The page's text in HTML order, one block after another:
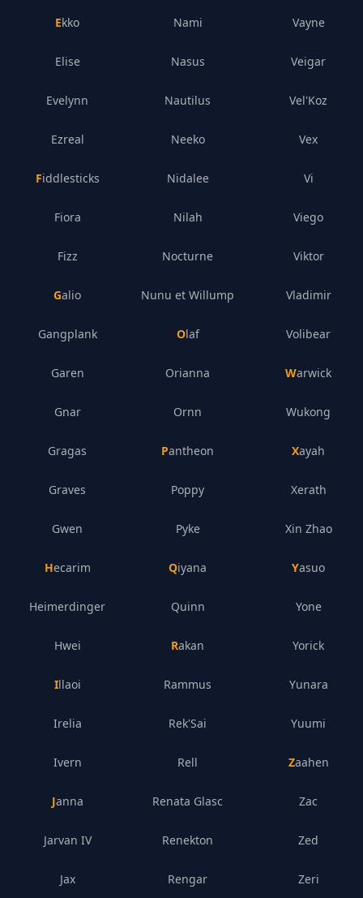
Ekko
Elise
Evelynn
Ezreal
Fiddlesticks
Fiora
Fizz
Galio
Gangplank
Garen
Gnar
Gragas
Graves
Gwen
Hecarim
Heimerdinger
Hwei
Illaoi
Irelia
Ivern
Janna
Jarvan IV
Jax
Nami
Nasus
Nautilus
Neeko
Nidalee
Nilah
Nocturne
Nunu et Willump
Olaf
Orianna
Ornn
Pantheon
Poppy
Pyke
Qiyana
Quinn
Rakan
Rammus
Rek'Sai
Rell
Renata Glasc
Renekton
Rengar
Vayne
Veigar
Vel'Koz
Vex
Vi
Viego
Viktor
Vladimir
Volibear
Warwick
Wukong
Xayah
Xerath
Xin Zhao
Yasuo
Yone
Yorick
Yunara
Yuumi
Zaahen
Zac
Zed
Zeri